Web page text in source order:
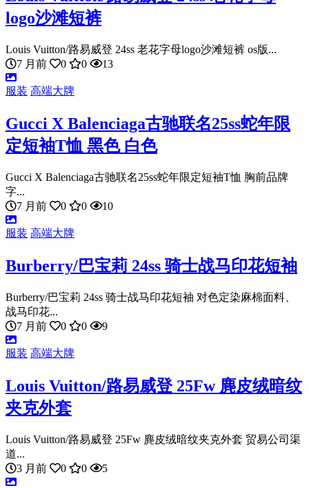
logo沙滩短裤
Louis Vuitton/路易威登 24ss 老花字母logo沙滩短裤 os版...
7 月前
0 0 13
服装 高端大牌
Gucci X Balenciaga古驰联名25ss蛇年限
定短袖T恤 黑色 白色
Gucci X Balenciaga古驰联名25ss蛇年限定短袖T恤 胸前品牌
字...
7 月前
0 0 10
服装 高端大牌
Burberry/巴宝莉 24ss 骑士战马印花短袖
Burberry/巴宝莉 24ss 骑士战马印花短袖 对色定染麻棉面料、
战马印花...
7 月前
0 0 9
服装 高端大牌
Louis Vuitton/路易威登 25Fw 麂皮绒暗纹
夹克外套
Louis Vuitton/路易威登 25Fw 麂皮绒暗纹夹克外套 贸易公司渠
道...
3 月前
0 0 5